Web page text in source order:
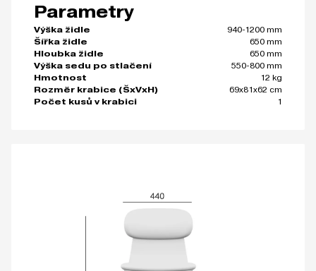
Parametry
Výška židle
940-1200 mm
Šířka židle
650 mm
Hloubka židle
650 mm
Výška sedu po stlačení
550-800 mm
Hmotnost
12 kg
Rozměr krabice (ŠxVxH)
69x81x62 cm
Počet kusů v krabici
1